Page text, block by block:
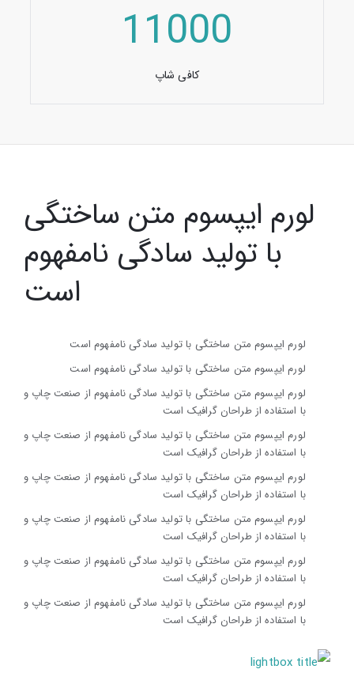
11000
کافی شاپ
لورم ایپسوم متن ساختگی
با تولید سادگی نامفهوم
است
لورم ایپسوم متن ساختگی با تولید سادگی نامفهوم است
لورم ایپسوم متن ساختگی با تولید سادگی نامفهوم است
لورم ایپسوم متن ساختگی با تولید سادگی نامفهوم از صنعت چاپ و
با استفاده از طراحان گرافیک است
لورم ایپسوم متن ساختگی با تولید سادگی نامفهوم از صنعت چاپ و
با استفاده از طراحان گرافیک است
لورم ایپسوم متن ساختگی با تولید سادگی نامفهوم از صنعت چاپ و
با استفاده از طراحان گرافیک است
لورم ایپسوم متن ساختگی با تولید سادگی نامفهوم از صنعت چاپ و
با استفاده از طراحان گرافیک است
لورم ایپسوم متن ساختگی با تولید سادگی نامفهوم از صنعت چاپ و
با استفاده از طراحان گرافیک است
لورم ایپسوم متن ساختگی با تولید سادگی نامفهوم از صنعت چاپ و
با استفاده از طراحان گرافیک است